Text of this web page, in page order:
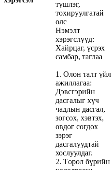
түшлэг,
тохируулгатай
олс
Нэмэлт
хэрэгслүүд:
Хайрцаг, үсрэх
самбар, таглаа
1. Олон талт үйл
ажиллагаа:
Дэвсгэрийн
дасгалыг хүч
чадлын дасгал,
зогсох, хэвтэх,
өвдөг сөгдөх
зэрэг
дасгалуудтай
хослуулдаг.
2. Төрөл бүрийн